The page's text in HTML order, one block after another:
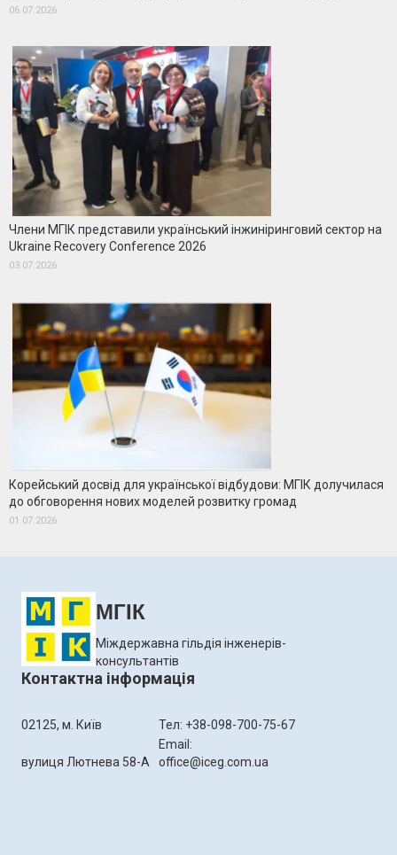
06.07.2026
Члени МГІК представили український інжиніринговий сектор на
Ukraine Recovery Conference 2026
03.07.2026
Корейський досвід для української відбудови: МГІК долучилася
до обговорення нових моделей розвитку громад
01.07.2026
МГІК
Міждержавна гільдія інженерів-
консультантів
Контактна інформація
02125, м. Київ
вулиця Лютнева 58-А
Тел: +38-098-700-75-67
Email:
office@iceg.com.ua